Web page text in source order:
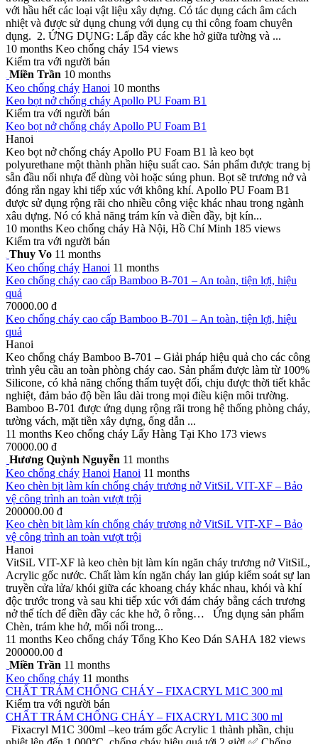
với hầu hết các loại vật liệu xây dựng. Có tác dụng cách âm cách
nhiệt và được sử dụng chung với dụng cụ thi công foam chuyên
dụng. 2. ỨNG DỤNG: Lấp đầy các khe hở giữa tường và ...
10 months Keo chống cháy 154 views
Kiểm tra với người bán
Miền Trần 10 months
Keo chống cháy Hanoi 10 months
Keo bọt nở chống cháy Apollo PU Foam B1
Kiểm tra với người bán
Keo bọt nở chống cháy Apollo PU Foam B1
Hanoi
Keo bọt nở chống cháy Apollo PU Foam B1 là keo bọt
polyurethane một thành phần hiệu suất cao. Sản phẩm được trang bị
sẵn đầu nối nhựa để dùng vòi hoặc súng phun. Bọt sẽ trương nở và
đóng rắn ngay khi tiếp xúc với không khí. Apollo PU Foam B1
được sử dụng rộng rãi cho nhiều công việc khác nhau trong ngành
xâu dựng. Nó có khả năng trám kín và điền đầy, bịt kín...
10 months Keo chống cháy Hà Nội, Hồ Chí Minh 185 views
Kiểm tra với người bán
Thuy Vo 11 months
Keo chống cháy Hanoi 11 months
Keo chống cháy cao cấp Bamboo B-701 – An toàn, tiện lợi, hiệu
quả
70000.00 đ
Keo chống cháy cao cấp Bamboo B-701 – An toàn, tiện lợi, hiệu
quả
Hanoi
Keo chống cháy Bamboo B-701 – Giải pháp hiệu quả cho các công
trình yêu cầu an toàn phòng cháy cao. Sản phẩm được làm từ 100%
Silicone, có khả năng chống thấm tuyệt đối, chịu được thời tiết khắc
nghiệt, đảm bảo độ bền lâu dài trong mọi điều kiện môi trường.
Bamboo B-701 được ứng dụng rộng rãi trong hệ thống phòng cháy,
tường vách, mặt tiền xây dựng, ống dẫn ...
11 months Keo chống cháy Lấy Hàng Tại Kho 173 views
70000.00 đ
Hương Quỳnh Nguyễn 11 months
Keo chống cháy Hanoi Hanoi 11 months
Keo chèn bịt làm kín chống cháy trương nở VitSiL VIT-XF – Bảo
vệ công trình an toàn vượt trội
200000.00 đ
Keo chèn bịt làm kín chống cháy trương nở VitSiL VIT-XF – Bảo
vệ công trình an toàn vượt trội
Hanoi
VitSiL VIT-XF là keo chèn bịt làm kín ngăn cháy trương nở VitSiL,
Acrylic gốc nước. Chất làm kín ngăn cháy lan giúp kiểm soát sự lan
truyền cửa lửa/ khói giữa các khoang cháy khác nhau, khói và khí
độc trước trong và sau khi tiếp xúc với đám cháy bằng cách trương
nở thế tích để điền đầy các khe hở, ô rỗng… Ứng dụng sản phẩm
Chèn, trám khe hở, mối nối trong...
11 months Keo chống cháy Tổng Kho Keo Dán SAHA 182 views
200000.00 đ
Miền Trần 11 months
Keo chống cháy 11 months
CHẤT TRÁM CHỐNG CHÁY – FIXACRYL M1C 300 ml
Kiểm tra với người bán
CHẤT TRÁM CHỐNG CHÁY – FIXACRYL M1C 300 ml
Fixacryl M1C 300ml –keo trám gốc Acrylic 1 thành phần, chịu